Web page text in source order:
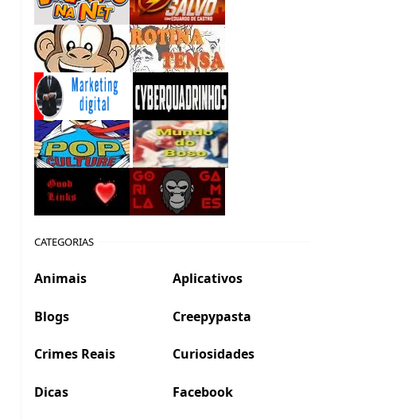
CATEGORIAS
Animais Aplicativos
Blogs Creepypasta
Crimes Reais Curiosidades
Dicas Facebook